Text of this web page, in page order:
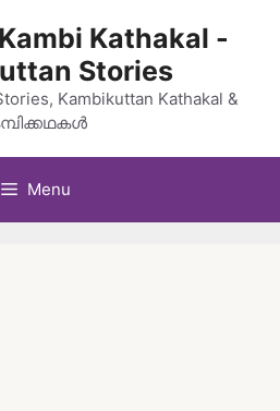
Kathakal -
Stories
Kambikuttan Kathakal &
Menu